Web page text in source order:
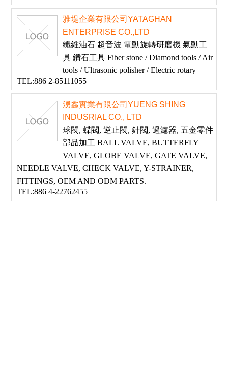
雅堤企業有限公司YATAGHAN
ENTERPRISE CO.,LTD
纖維油石 超音波 電動旋轉研磨機 氣動工
具 鑽石工具 Fiber stone / Diamond tools / Air
tools / Ultrasonic polisher / Electric rotary
TEL:886 2-85111055
湧鑫實業有限公司YUENG SHING
INDUSRIAL CO., LTD
球閥, 蝶閥, 逆止閥, 針閥, 過濾器, 五金零件
部品加工 BALL VALVE, BUTTERFLY
VALVE, GLOBE VALVE, GATE VALVE,
NEEDLE VALVE, CHECK VALVE, Y-STRAINER,
FITTINGS, OEM AND ODM PARTS.
TEL:886 4-22762455